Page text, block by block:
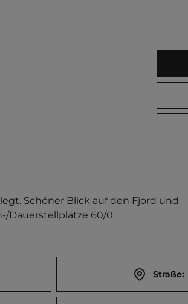
Schöner Blick auf den Fjord und
Dauerstellplätze 60/0.
Straße: